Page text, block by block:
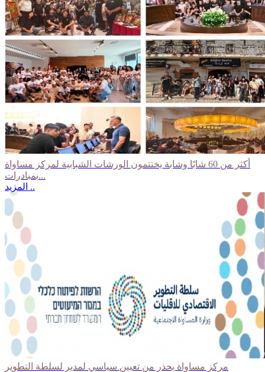
أكثر من 60 شابًا وشابة يختتمون الورشات الشبابية لمركز مساواة
بمبادرات...
المزيد ..
مركز مساواة يحذر من تعيين سياسي لمدير لسلطة التطوير